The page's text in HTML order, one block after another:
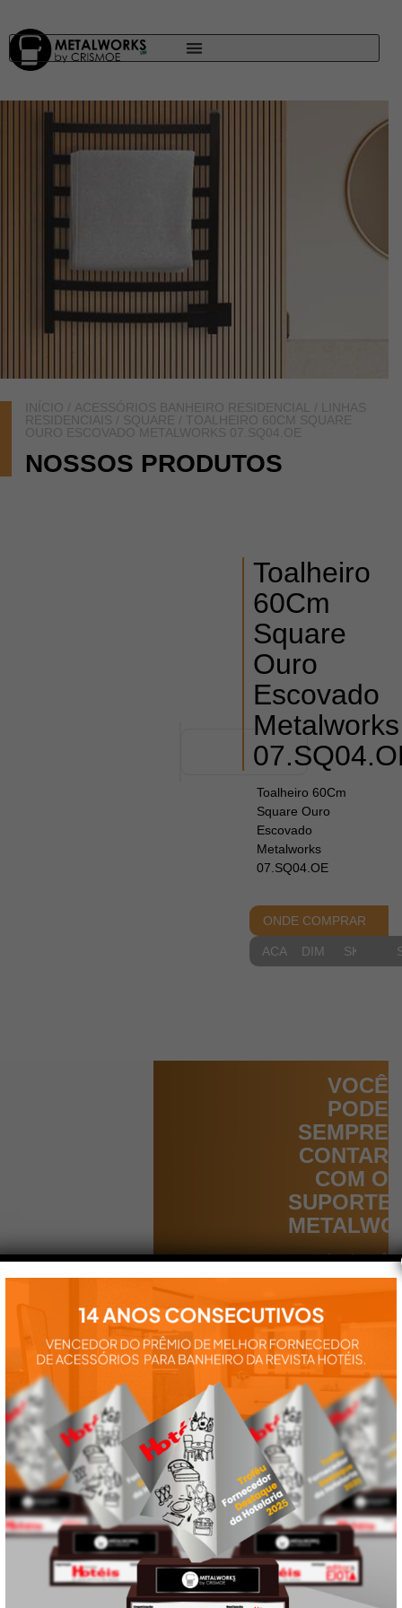
INÍCIO / ACESSÓRIOS BANHEIRO RESIDENCIAL /
LINHAS
RESIDENCIAIS / SQUARE / TOALHEIRO 60CM SQUARE
OURO ESCOVADO METALWORKS 07.SQ04.OE
NOSSOS PRODUTOS
Toalheiro
60Cm
Square
Ouro
Escovado
Metalworks
Toalheiro 60Cm
Square Ouro
Escovado
Metalworks
07.SQ04.OE
ONDE COMPRAR
ACABAMENTOS
DIMENSIONAIS
VOCÊ
PODE
SEMPRE
CONTAR
COM O
SUPORTE
Aqui você
encontra tudo
instalação e
utilização de
nossos
produtos:
manuais,
vídeos,
catálogos e
tudo mais que
precisa.
VEJA
TAMBÉM